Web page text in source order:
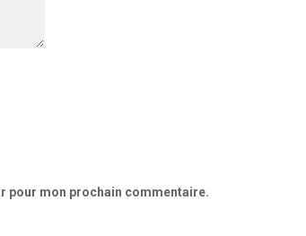
pour mon prochain commentaire.